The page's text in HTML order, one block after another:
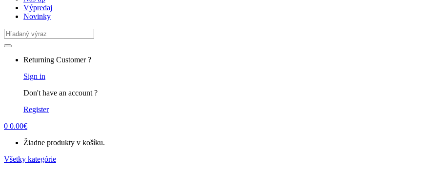
Výpredaj
Novinky
Search
for:
Returning Customer ?
Sign in
Don't have an account ?
Register
0 0.00€
Žiadne produkty v košíku.
Všetky kategórie